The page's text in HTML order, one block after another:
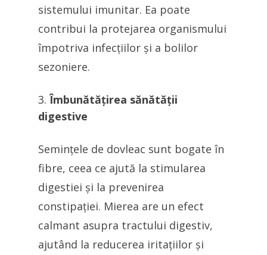
sistemului imunitar. Ea poate
contribui la protejarea organismului
împotriva infecțiilor și a bolilor
sezoniere.
Îmbunătățirea sănătății
digestive
Semințele de dovleac sunt bogate în
fibre, ceea ce ajută la stimularea
digestiei și la prevenirea
constipației. Mierea are un efect
calmant asupra tractului digestiv,
ajutând la reducerea iritațiilor și